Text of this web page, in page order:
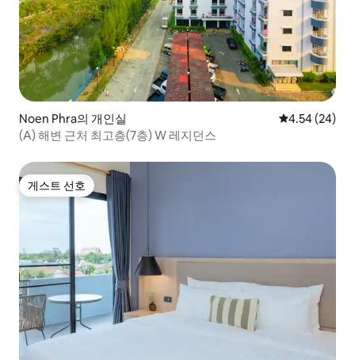
Noen Phra의 개인실 평점 4.54점(5
4.54 (24)
(A) 해변 근처 최고층(7층) W 레지던스
게스트 선호
게스트 선호